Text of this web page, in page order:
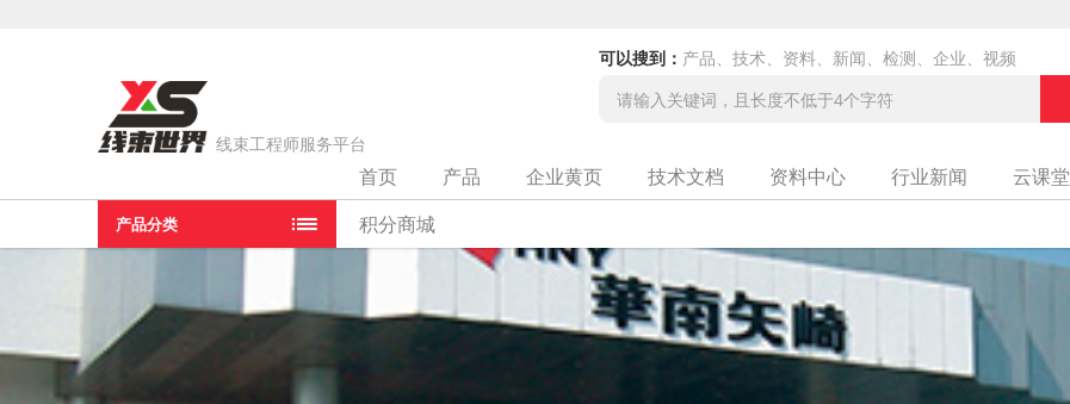
线束工程师服务平台
可以搜到： 产品、技术、资料、新闻、检测、企业、视频
产品分类
首页 产品 企业黄页 技术文档 资料中心 行业新闻 云课堂
积分商城
当前位置： 线束厂家 >华南矢崎（汕头）汽车配件有限公司